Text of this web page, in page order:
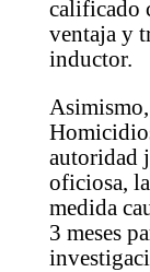
calificado
ventaja y
inductor.
autoridad
oficiosa,
medida
3 meses